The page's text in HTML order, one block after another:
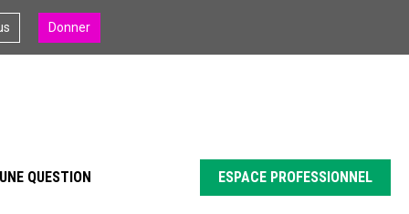
Donner
QUESTION ESPACE PROFESSIONNEL